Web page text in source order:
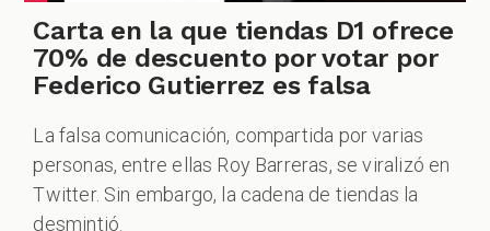
Carta en la que tiendas D1 ofrece
70% de descuento por votar por
Federico Gutierrez es falsa
La falsa comunicación, compartida por varias
personas, entre ellas Roy Barreras, se viralizó en
Twitter. Sin embargo, la cadena de tiendas la
desmintió.